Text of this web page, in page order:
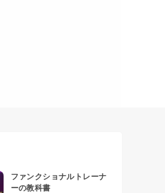
ファンクショナルトレーナ
ーの教科書